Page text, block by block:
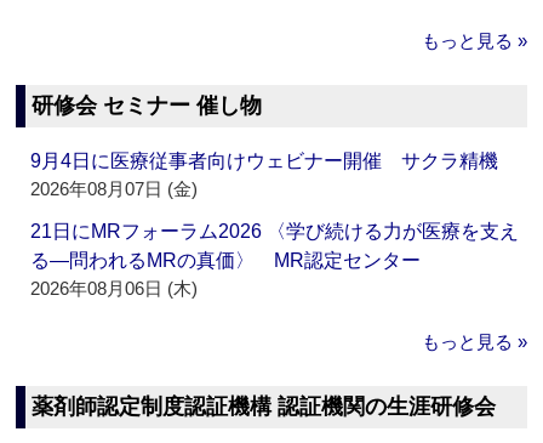
もっと見る »
研修会 セミナー 催し物
9月4日に医療従事者向けウェビナー開催 サクラ精機
2026年08月07日 (金)
21日にMRフォーラム2026 〈学び続ける力が医療を支え
る―問われるMRの真価〉 MR認定センター
2026年08月06日 (木)
もっと見る »
薬剤師認定制度認証機構 認証機関の生涯研修会